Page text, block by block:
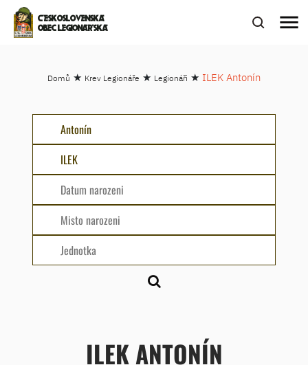
ČESKOSLOVENSKÁ
OBEC LEGIONÁŘSKÁ
menu
Domů ★ Krev Legionáře ★ Legionáři ★ ILEK Antonín
ILEK ANTONÍN